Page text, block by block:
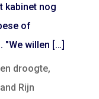
kabinet nog
of
"We willen […]
droogte,
Rijn